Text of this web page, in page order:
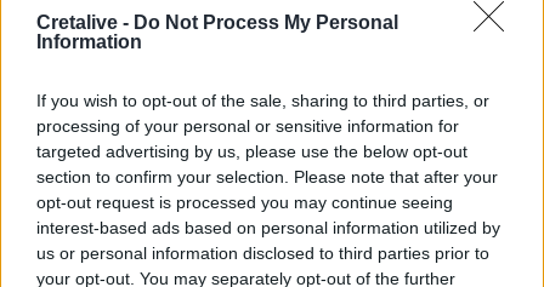
Cretalive - Do Not Process My Personal
Information
If you wish to opt-out of the sale, sharing to third parties, or
processing of your personal or sensitive information for
targeted advertising by us, please use the below opt-out
section to confirm your selection. Please note that after your
opt-out request is processed you may continue seeing
interest-based ads based on personal information utilized by
us or personal information disclosed to third parties prior to
your opt-out. You may separately opt-out of the further
Σελιδοποίηση
Προηγούμενη σελίδα
Current page
1 Next page
Ροή ειδήσεων Δημοφιλή